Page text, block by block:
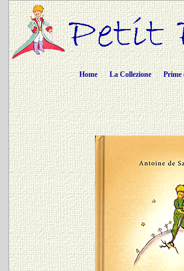
Home La Collezione Prime